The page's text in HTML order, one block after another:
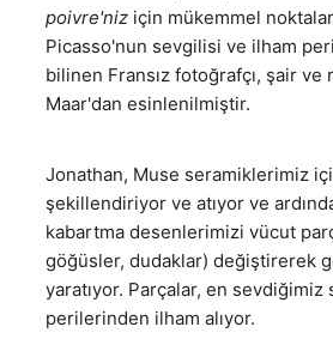
poivre'niz için mükemmel
Picasso'nun sevgilisi ve ilham
bilinen Fransız fotoğrafçı, şair ve
Maar'dan esinlenilmiştir.
Jonathan, Muse seramiklerimiz
şekillendiriyor ve atıyor ve
kabartma desenlerimizi vücut
göğüsler, dudaklar) değiştirerek
yaratıyor. Parçalar, en sevdiğimiz
perilerinden ilham alıyor.